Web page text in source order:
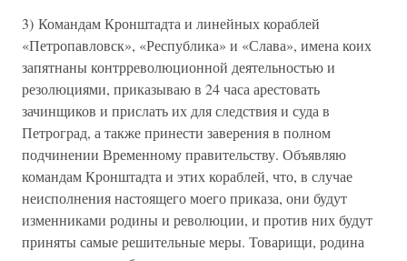
3) Командам Кронштадта и линейных кораблей
«Петропавловск», «Республика» и «Слава», имена коих
запятнаны контрреволюционной деятельностью и
резолюциями, приказываю в 24 часа арестовать
зачинщиков и прислать их для следствия и суда в
Петроград, а также принести заверения в полном
подчинении Временному правительству. Объявляю
командам Кронштадта и этих кораблей, что, в случае
неисполнения настоящего моего приказа, они будут
изменниками родины и революции, и против них будут
приняты самые решительные меры. Товарищи, родина